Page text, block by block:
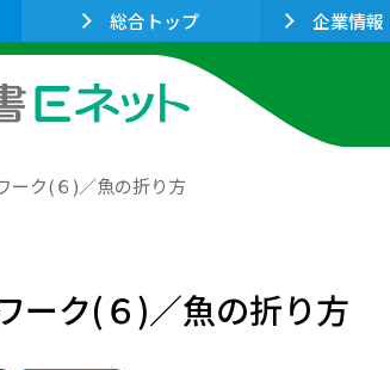
総合トップ 企業情報
ーク(６)／魚の折り方
ーク(６)／魚の折り方